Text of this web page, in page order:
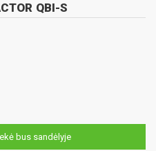
QBI-S
bus sandėlyje